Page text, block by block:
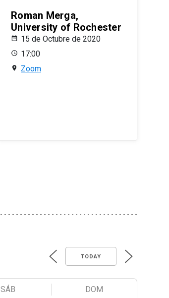
Roman Merga,
University of Rochester
15 de Octubre de 2020
17:00
Zoom
TODAY
SÁB DOM